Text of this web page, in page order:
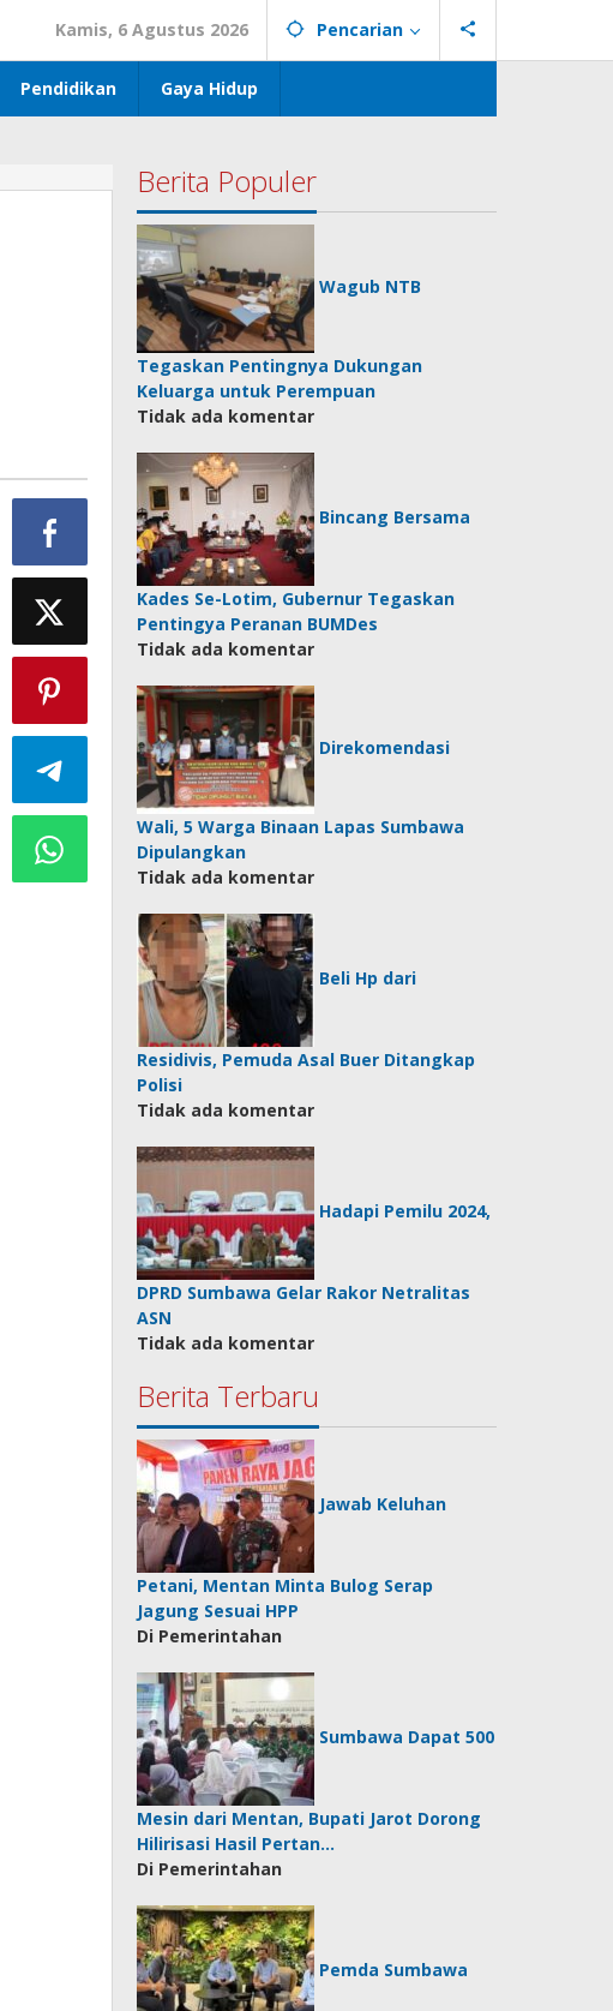
Kamis, 6 Agustus 2026 Pencarian
Pendidikan Gaya Hidup
Berita Populer
Wagub NTB
Tegaskan Pentingnya Dukungan
Keluarga untuk Perempuan
Tidak ada komentar
Bincang Bersama
Kades Se-Lotim, Gubernur Tegaskan
Pentingya Peranan BUMDes
Tidak ada komentar
Direkomendasi
Wali, 5 Warga Binaan Lapas Sumbawa
Dipulangkan
Tidak ada komentar
Beli Hp dari
Residivis, Pemuda Asal Buer Ditangkap
Polisi
Tidak ada komentar
Hadapi Pemilu 2024,
DPRD Sumbawa Gelar Rakor Netralitas
ASN
Tidak ada komentar
Berita Terbaru
Jawab Keluhan
Petani, Mentan Minta Bulog Serap
Jagung Sesuai HPP
Di Pemerintahan
Sumbawa Dapat 500
Mesin dari Mentan, Bupati Jarot Dorong
Hilirisasi Hasil Pertan…
Di Pemerintahan
Pemda Sumbawa